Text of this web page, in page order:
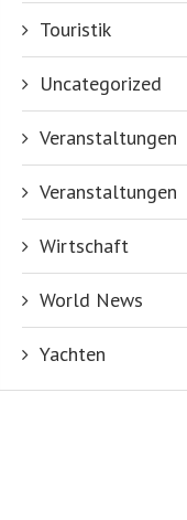
Touristik
Uncategorized
Veranstaltungen
Veranstaltungen
Wirtschaft
World News
Yachten